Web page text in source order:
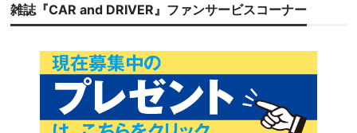
雑誌『CAR and DRIVER』ファンサービスコーナー